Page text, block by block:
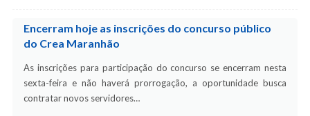
Encerram hoje as inscrições do concurso público
do Crea Maranhão
As inscrições para participação do concurso se encerram nesta
sexta-feira e não haverá prorrogação, a oportunidade busca
contratar novos servidores…